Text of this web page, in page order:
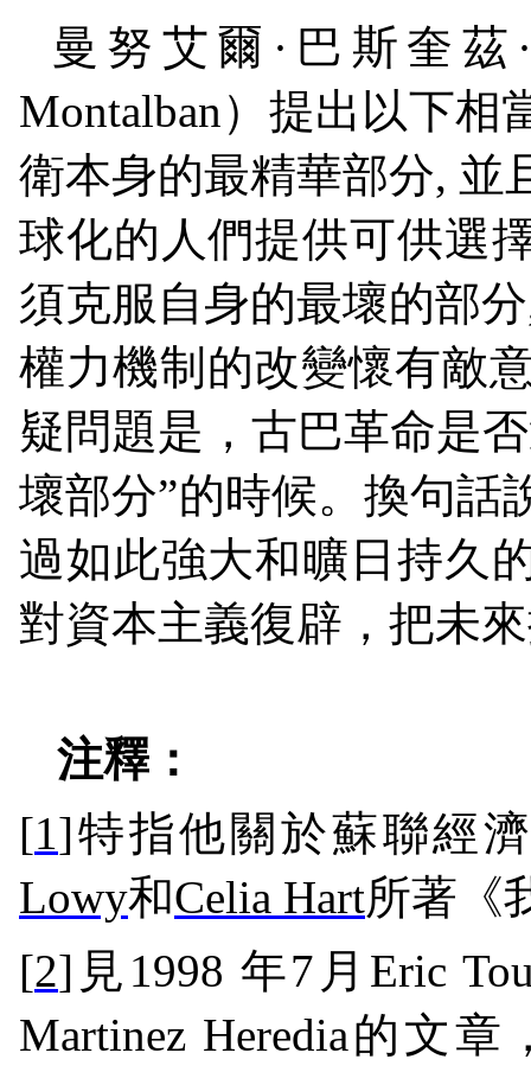
曼努艾爾 · 巴斯奎茲 ·
Montalban）提出以下相
衛本身的最精華部分, 並
球化的人們提供可供選
須克服自身的最壞的部分
權力機制的改變懷有敵
疑問題是，古巴革命是
壞部分”的時候。換句話
過如此強大和曠日持久
對資本主義復辟，把未
注釋：
[1]特指他關於蘇聯經
Lowy和Celia Hart所著《
[2] 見 1998 年7 月 Eric
Martinez Heredia的文章